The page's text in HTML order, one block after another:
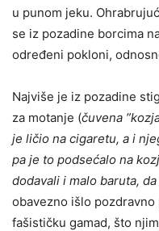
u punom jeku.
se iz pozadine borcima
određeni pokloni,
Najviše je iz pozadine
za motanje (čuvena
je ličio na cigaretu, a i
pa je to podsećalo na
dodavali i malo baruta,
obavezno išlo pozdravno
fašističku gamad, što